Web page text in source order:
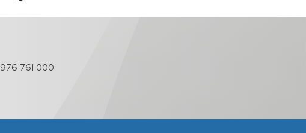
976 761 000